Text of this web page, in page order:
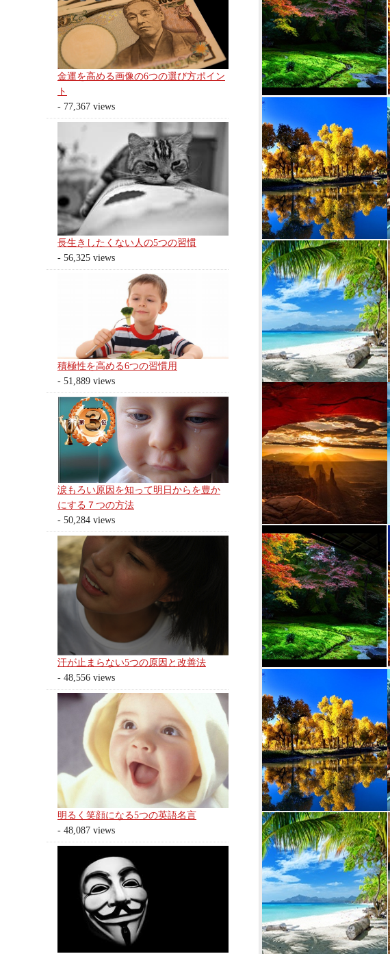
金運を高める画像の6つの選び方ポイン
ト
- 77,367 views
長生きしたくない人の5つの習慣
- 56,325 views
積極性を高める6つの習慣用
- 51,889 views
涙もろい原因を知って明日からを豊か
にする７つの方法
- 50,284 views
汗が止まらない5つの原因と改善法
- 48,556 views
明るく笑顔になる5つの英語名言
- 48,087 views